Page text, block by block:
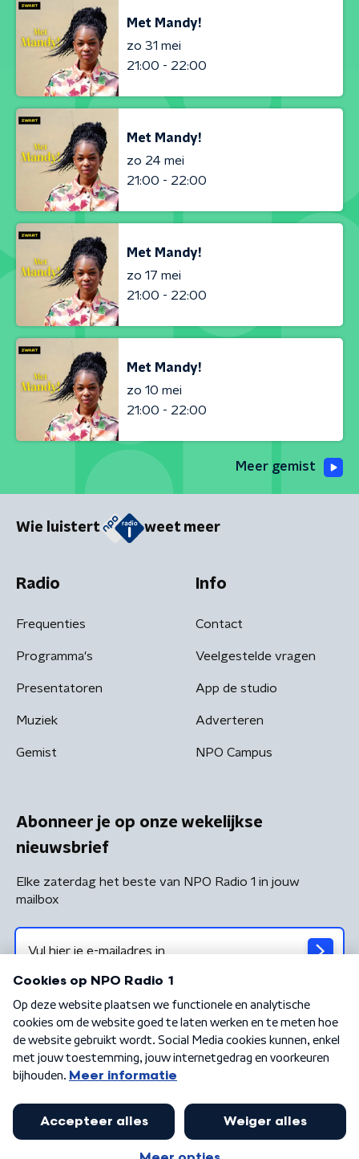
Met Mandy!
zo 31 mei
21:00 - 22:00
Met Mandy!
zo 24 mei
21:00 - 22:00
Met Mandy!
zo 17 mei
21:00 - 22:00
Met Mandy!
zo 10 mei
21:00 - 22:00
Meer gemist
Wie luistert weet meer
Radio
Frequenties
Programma's
Presentatoren
Muziek
Gemist
Info
Contact
Veelgestelde vragen
App de studio
Adverteren
NPO Campus
Abonneer je op onze wekelijkse
nieuwsbrief
Elke zaterdag het beste van NPO Radio 1 in jouw
mailbox
Algemene voorwaarden